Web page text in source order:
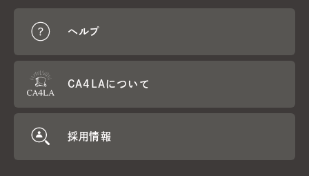
ヘルプ
CA4LAについて
採用情報